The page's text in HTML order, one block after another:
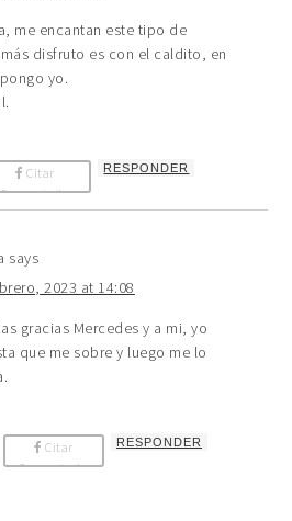
me encantan este tipo de
disfruto es con el caldito, en
yo.
Citar
Comentario
RESPONDER
says
2023 at 14:08
gracias Mercedes y a mi, yo
que me sobre y luego me lo
Citar
Comentario
RESPONDER